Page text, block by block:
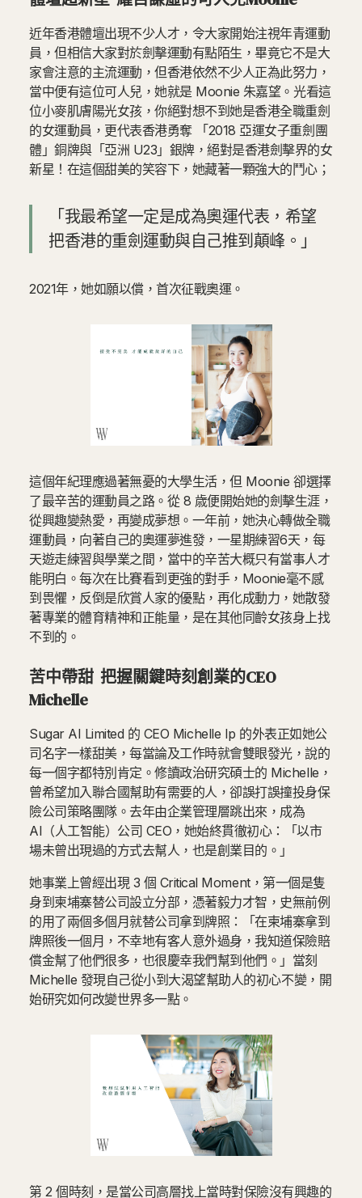
近年香港體壇出現不少人才，令大家開始注視年青運動
員，但相信大家對於劍擊運動有點陌生，畢竟它不是大
家會注意的主流運動，但香港依然不少人正為此努力，
當中便有這位可人兒，她就是 Moonie 朱嘉望。光看這
位小麥肌膚陽光女孩，你絕對想不到她是香港全職重劍
的女運動員，更代表香港勇奪 「2018 亞運女子重劍團
體」銅牌與「亞洲 U23」銀牌，絕對是香港劍擊界的女
新星！在這個甜美的笑容下，她藏著一顆強大的鬥心；
「我最希望一定是成為奧運代表，希望
把香港的重劍運動與自己推到顛峰。」
2021年，她如願以償，首次征戰奧運。
這個年紀理應過著無憂的大學生活，但 Moonie 卻選擇
了最辛苦的運動員之路。從 8 歳便開始她的劍擊生涯，
從興趣變熱愛，再變成夢想。一年前，她決心轉做全職
運動員，向著自己的奧運夢進發，一星期練習6天，每
天遊走練習與學業之間，當中的辛苦大概只有當事人才
能明白。每次在比賽看到更強的對手，Moonie毫不感
到畏懼，反倒是欣賞人家的優點，再化成動力，她散發
著專業的體育精神和正能量，是在其他同齡女孩身上找
不到的。
苦中帶甜 把握關鍵時刻創業的CEO
Michelle
Sugar AI Limited 的 CEO Michelle Ip 的外表正如她公
司名字一樣甜美，每當論及工作時就會雙眼發光，說的
每一個字都特別肯定。修讀政治研究碩士的 Michelle，
曾希望加入聯合國幫助有需要的人，卻誤打誤撞投身保
險公司策略團隊。去年由企業管理層跳出來，成為
AI（人工智能）公司 CEO，她始終貫徹初心：「以市
場未曾出現過的方式去幫人，也是創業目的。」
她事業上曾經出現 3 個 Critical Moment，第一個是隻
身到柬埔寨替公司設立分部，憑著毅力才智，史無前例
的用了兩個多個月就替公司拿到牌照：「在柬埔寨拿到
牌照後一個月，不幸地有客人意外過身，我知道保險賠
償金幫了他們很多，也很慶幸我們幫到他們。」當刻
Michelle 發現自己從小到大渴望幫助人的初心不變，開
始研究如何改變世界多一點。
第 2 個時刻，是當公司高層找上當時對保險沒有興趣的